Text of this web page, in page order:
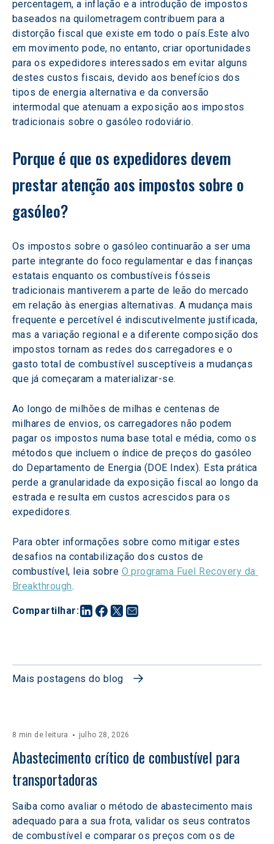
Compartilhar:
percentagem, a inflação e a introdução de impostos
baseados na quilometragem contribuem para a
distorção fiscal que existe em todo o país.Este alvo
em movimento pode, no entanto, criar oportunidades
para os expedidores interessados em evitar alguns
destes custos fiscais, devido aos benefícios dos
tipos de energia alternativa e da conversão
intermodal que atenuam a exposição aos impostos
tradicionais sobre o gasóleo rodoviário.
Porque é que os expedidores devem
prestar atenção aos impostos sobre o
gasóleo?
Os impostos sobre o gasóleo continuarão a ser uma
parte integrante do foco regulamentar e das finanças
estatais enquanto os combustíveis fósseis
tradicionais mantiverem a parte de leão do mercado
em relação às energias alternativas. A mudança mais
frequente e percetível é indiscutivelmente justificada,
mas a variação regional e a diferente composição dos
impostos tornam as redes dos carregadores e o
gasto total de combustível susceptíveis a mudanças
que já começaram a materializar-se.
Ao longo de milhões de milhas e centenas de
milhares de envios, os carregadores não podem
pagar os impostos numa base total e média, como os
métodos que incluem o índice de preços do gasóleo
do Departamento de Energia (DOE Index). Esta prática
perde a granularidade da exposição fiscal ao longo da
estrada e resulta em custos acrescidos para os
expedidores.
Para obter informações sobre como mitigar estes
desafios na contabilização dos custos de
combustível, leia sobre O programa Fuel Recovery da
Breakthrough.
Mais postagens do blog
8 min de leitura julho 28, 2026
Abastecimento crítico de combustível para
transportadoras
Saiba como avaliar o método de abastecimento mais
adequado para a sua frota, validar os seus contratos
de combustível e comparar os preços com os de